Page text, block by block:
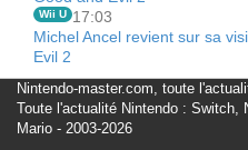
Wii U 17:03
Michel Ancel revient sur sa
Evil 2
Nintendo-master.com, toute
Toute l'actualité Nintendo : Switch,
Mario - 2003-2026